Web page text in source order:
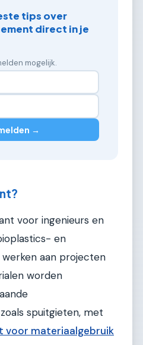
tips over
direct in je
mogelijk.
→
voor ingenieurs en
en
aan projecten
worden
spuitgieten, met
voor materiaalgebruik